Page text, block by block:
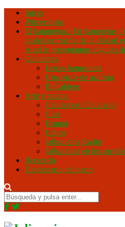
Inicio
Primer plato
El banquetazo En banquetas,
cualquier rincón de la ciudad
Aquí te presentamos algunas
Columnas
Letras humeantes
Una pizca de azafrán
El Caldero
Arte y cocina
Cancionero Culinario
Cine
Humor
Libros
Jaliscocina Radio
Jaliscocina en los
Recetario
Diccionario culinario